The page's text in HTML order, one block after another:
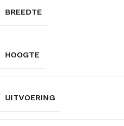
BREEDTE
HOOGTE
UITVOERING